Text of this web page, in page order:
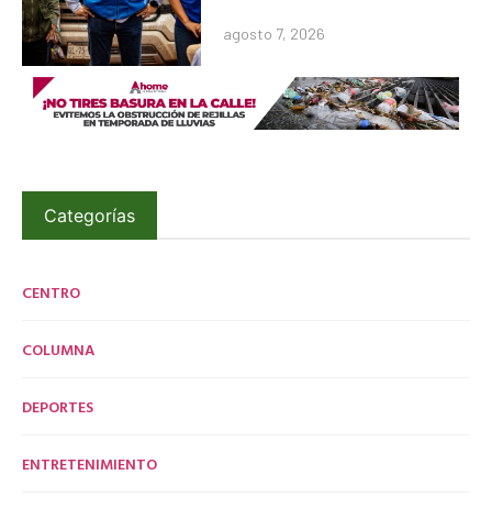
agosto 7, 2026
Categorías
CENTRO
COLUMNA
DEPORTES
ENTRETENIMIENTO